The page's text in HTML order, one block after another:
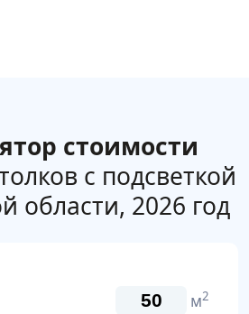
стоимости
с подсветкой
области, 2026 год
м2